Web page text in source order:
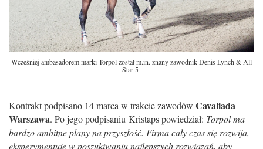
Wcześniej ambasadorem marki Torpol został m.in. znany zawodnik Denis Lynch & All
Star 5
Kontrakt podpisano 14 marca w trakcie zawodów Cavaliada
Warszawa. Po jego podpisaniu Kristaps powiedział: Torpol ma
bardzo ambitne plany na przyszłość. Firma cały czas się rozwija,
eksperymentuje w poszukiwaniu najlepszych rozwiązań, aby